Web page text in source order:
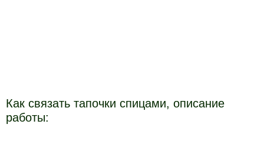
Как связать тапочки спицами, описание
работы: